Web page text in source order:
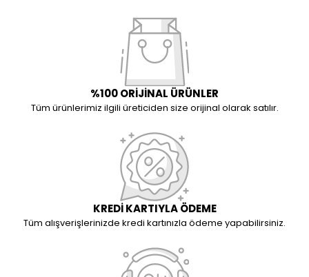
%100 ORİJİNAL ÜRÜNLER
Tüm ürünlerimiz ilgili üreticiden size orijinal olarak satılır.
KREDİ KARTIYLA ÖDEME
Tüm alışverişlerinizde kredi kartınızla ödeme yapabilirsiniz.